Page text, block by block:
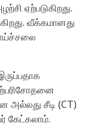
ஏற்படுகிறது.
வீக்கமானது
அல்லது சீடி (CT)
கேட்கலாம்.